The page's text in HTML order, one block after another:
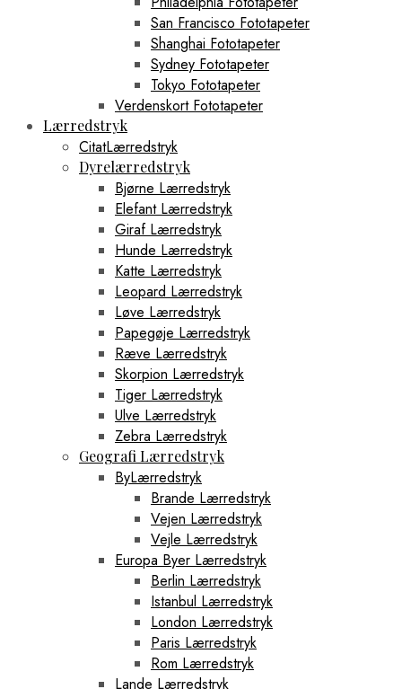
San Francisco Fototapeter
Shanghai Fototapeter
Sydney Fototapeter
Tokyo Fototapeter
Verdenskort Fototapeter
Lærredstryk
CitatLærredstryk
Dyrelærredstryk
Bjørne Lærredstryk
Elefant Lærredstryk
Giraf Lærredstryk
Hunde Lærredstryk
Katte Lærredstryk
Leopard Lærredstryk
Løve Lærredstryk
Papegøje Lærredstryk
Ræve Lærredstryk
Skorpion Lærredstryk
Tiger Lærredstryk
Ulve Lærredstryk
Zebra Lærredstryk
Geografi Lærredstryk
ByLærredstryk
Brande Lærredstryk
Vejen Lærredstryk
Vejle Lærredstryk
Europa Byer Lærredstryk
Berlin Lærredstryk
Istanbul Lærredstryk
London Lærredstryk
Paris Lærredstryk
Rom Lærredstryk
Lande Lærredstryk